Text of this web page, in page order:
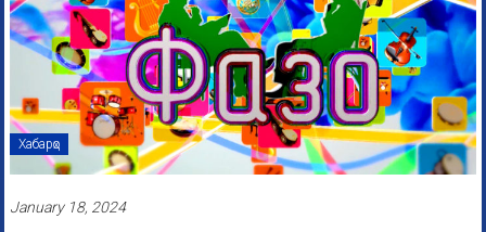
Хабарҳо
January 18, 2024